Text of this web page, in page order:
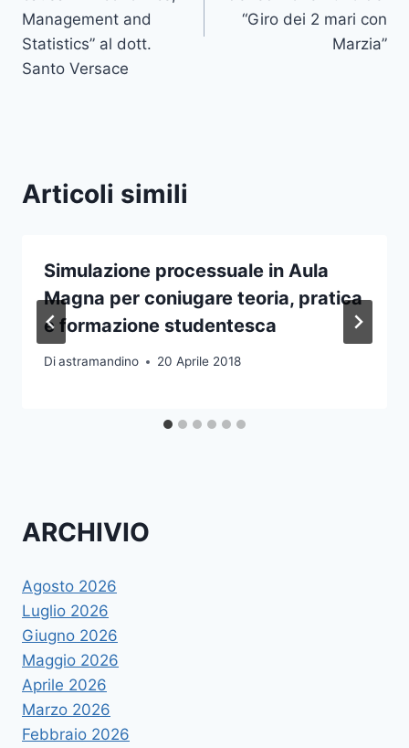
Management and
Statistics” al dott.
Santo Versace
“Giro dei 2 mari con
Marzia”
Articoli simili
Simulazione processuale in Aula
Magna per coniugare teoria, pratica
e formazione studentesca
Diastramandino 20 Aprile 2018
ARCHIVIO
Agosto 2026
Luglio 2026
Giugno 2026
Maggio 2026
Aprile 2026
Marzo 2026
Febbraio 2026